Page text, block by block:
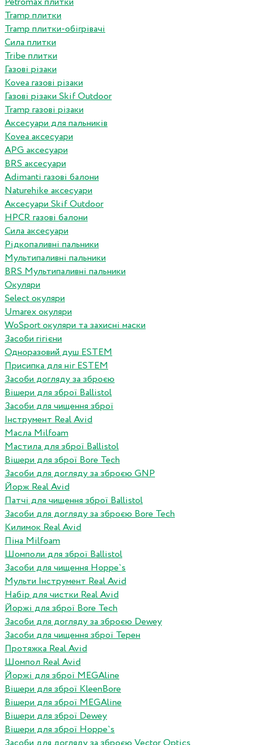
Tramp плитки
Tramp плитки-обігрівачі
Сила плитки
Tribe плитки
Газові різаки
Kovea газові різаки
Газові різаки Skif Outdoor
Tramp газові різаки
Аксесуари для пальників
Kovea аксесуари
APG аксесуари
BRS аксесуари
Adimanti газові балони
Naturehike аксесуари
Аксесуари Skif Outdoor
HPCR газові балони
Сила аксесуари
Рідкопаливні пальники
Мультипаливні пальники
BRS Мультипаливні пальники
Окуляри
Select окуляри
Umarex окуляри
WoSport окуляри та захисні маски
Засоби гігієни
Одноразовий душ ESTEM
Присипка для ніг ESTEM
Засоби догляду за зброєю
Вішери для зброї Ballistol
Засоби для чищення зброї
Інструмент Real Avid
Масла Milfoam
Мастила для зброї Ballistol
Вішери для зброї Bore Tech
Засоби для догляду за зброєю GNP
Йорж Real Avid
Патчі для чищення зброї Ballistol
Засоби для догляду за зброєю Bore Tech
Килимок Real Avid
Піна Milfoam
Шомполи для зброї Ballistol
Засоби для чищення Hoppe`s
Мульти Інструмент Real Avid
Набір для чистки Real Avid
Йоржі для зброї Bore Tech
Засоби для догляду за зброєю Dewey
Засоби для чищення зброї Терен
Протяжка Real Avid
Шомпол Real Avid
Йоржі для зброї MEGAline
Вішери для зброї KleenBore
Вішери для зброї MEGAline
Вішери для зброї Dewey
Вішери для зброї Hoppe`s